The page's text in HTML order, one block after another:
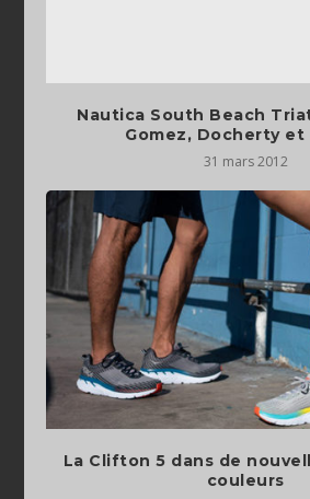
Nautica South Beach
Gomez, Docherty et
31 mars 2012
La Clifton 5 dans de
couleurs